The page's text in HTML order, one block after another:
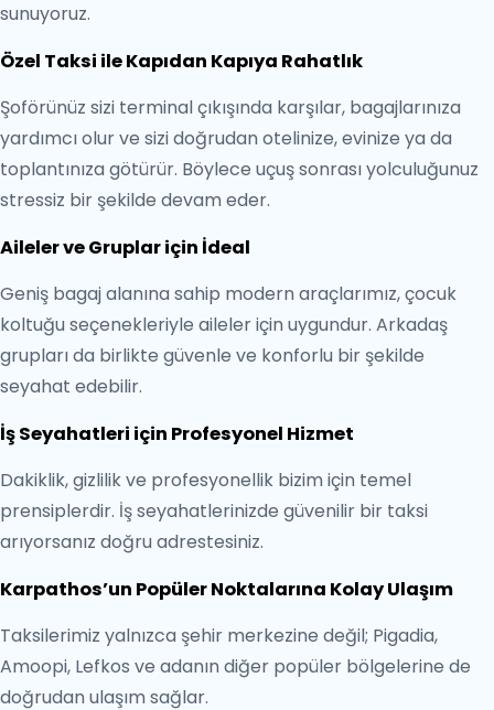
sunuyoruz.
Özel Taksi ile Kapıdan Kapıya Rahatlık
Şoförünüz sizi terminal çıkışında karşılar, bagajlarınıza
yardımcı olur ve sizi doğrudan otelinize, evinize ya da
toplantınıza götürür. Böylece uçuş sonrası yolculuğunuz
stressiz bir şekilde devam eder.
Aileler ve Gruplar için İdeal
Geniş bagaj alanına sahip modern araçlarımız, çocuk
koltuğu seçenekleriyle aileler için uygundur. Arkadaş
grupları da birlikte güvenle ve konforlu bir şekilde
seyahat edebilir.
İş Seyahatleri için Profesyonel Hizmet
Dakiklik, gizlilik ve profesyonellik bizim için temel
prensiplerdir. İş seyahatlerinizde güvenilir bir taksi
arıyorsanız doğru adrestesiniz.
Karpathos’un Popüler Noktalarına Kolay Ulaşım
Taksilerimiz yalnızca şehir merkezine değil; Pigadia,
Amoopi, Lefkos ve adanın diğer popüler bölgelerine de
doğrudan ulaşım sağlar.